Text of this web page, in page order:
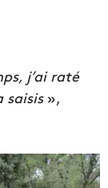
j’ai raté
saisis»,